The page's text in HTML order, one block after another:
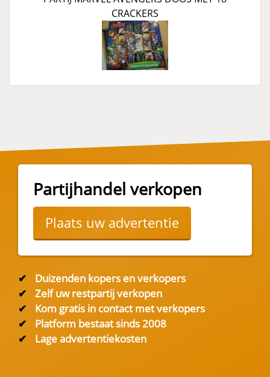
CRACKERS
Partijhandel verkopen
Plaats uw advertentie
✔
Duizenden kopers en verkopers
✔
Zelf uw restpartij verkopen
✔
Kom gratis in contact met verkopers
✔
Platform bestaat sinds 2008
✔
Lage advertentiekosten